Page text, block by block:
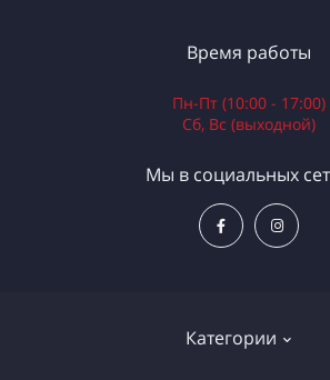
Категории
Время работы
Пн-Пт (10:00 - 17:00)
Сб, Вс (выходной)
Мы в социальных